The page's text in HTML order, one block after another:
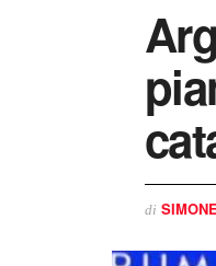
di